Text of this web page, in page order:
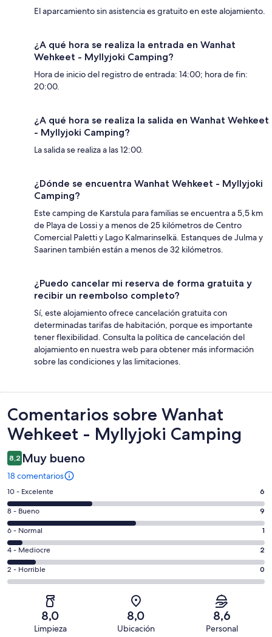
El aparcamiento sin asistencia es gratuito en este alojamiento.
¿A qué hora se realiza la entrada en Wanhat
Wehkeet - Myllyjoki Camping?
Hora de inicio del registro de entrada: 14:00; hora de fin:
20:00.
¿A qué hora se realiza la salida en Wanhat Wehkeet
- Myllyjoki Camping?
La salida se realiza a las 12:00.
¿Dónde se encuentra Wanhat Wehkeet - Myllyjoki
Camping?
Este camping de Karstula para familias se encuentra a 5,5 km
de Playa de Lossi y a menos de 25 kilómetros de Centro
Comercial Paletti y Lago Kalmarinselkä. Estanques de Julma y
Saarinen también están a menos de 32 kilómetros.
¿Puedo cancelar mi reserva de forma gratuita y
recibir un reembolso completo?
Sí, este alojamiento ofrece cancelación gratuita con
determinadas tarifas de habitación, porque es importante
tener flexibilidad. Consulta la política de cancelación del
alojamiento en nuestra web para obtener más información
sobre las condiciones y las limitaciones.
Comentarios
Comentarios sobre Wanhat
Wehkeet - Myllyjoki Camping
8,2 Muy bueno
18 comentarios
6
comentarios
de
un
total
de
18
con
puntuación
10 - Excelente 6
9
comentarios
de
un
total
de
puntuación
8 - Bueno 9
1
comentarios
de
un
total
6 - Normal 1
2
comentarios
de
4 - Mediocre 2
0
comentarios
2 - Horrible 0
8,0
Limpieza
8,0
Ubicación
8,6
Personal